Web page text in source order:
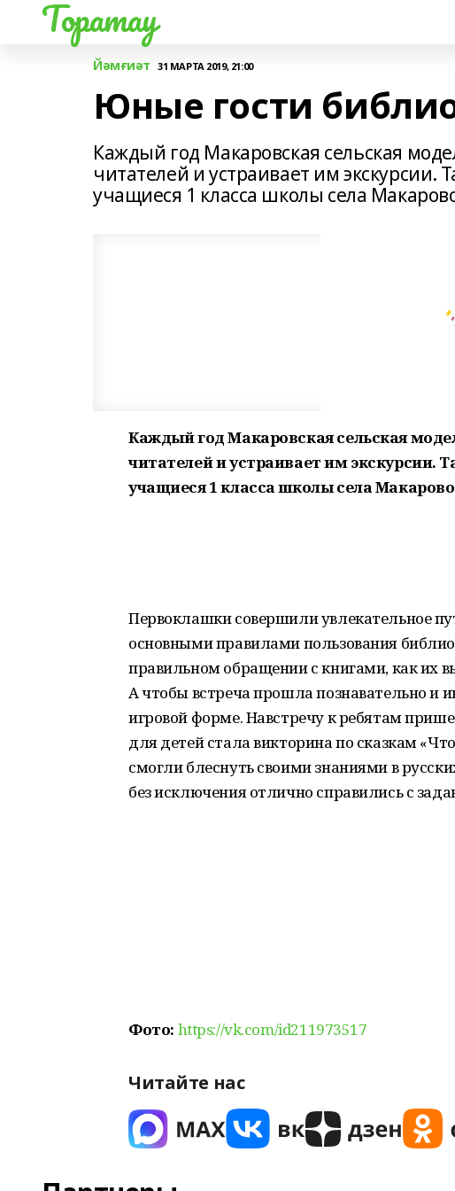
Торатау
Йәмғиәт 31 МАРТА 2019, 21:00
Юные гости
Каждый год Макаровская сельская
читателей и устраивает им экскурсии.
учащиеся 1 класса школы села
Каждый год Макаровская сельская
читателей и устраивает им экскурсии.
учащиеся 1 класса школы села
Первоклашки совершили увлекательное
основными правилами пользования
правильном обращении с книгами, как их
А чтобы встреча прошла познавательно и
игровой форме. Навстречу к ребятам
для детей стала викторина по сказкам
смогли блеснуть своими знаниями в
без исключения отлично справились с
Фото: https://vk.com/id211973517
Читайте нас